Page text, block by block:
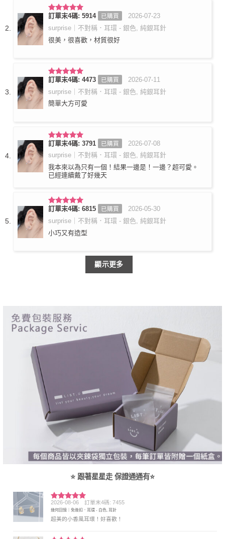
評分5滿
訂單末4碼: 5914 已購買
2026-07-23
surprise｜不對稱．耳環 - 銀色, 純銀耳針
很美，很喜歡，材質很好
評分5滿
訂單末4碼: 4473 已購買
2026-07-11
surprise｜不對稱．耳環 - 銀色, 純銀耳針
簡單大方可愛
評分5滿
訂單末4碼: 3791 已購買
2026-07-08
surprise｜不對稱．耳環 - 銀色, 純銀耳針
我本來以為只有一個！結果一邊是！一邊？超可愛。
已經連續戴了好幾天
評分5滿
訂單末4碼: 6815 已購買
2026-05-30
surprise｜不對稱．耳環 - 銀色, 純銀耳針
小巧又有造型
顯示更多
⭐ 跟著星星走 保證通通有⭐
評分5 滿
分 5
2026-08-06 訂單末4碼: 7455
幾何回憶｜免後扣．耳環 - 白色, 耳針
超美的小香風耳環！好喜歡！